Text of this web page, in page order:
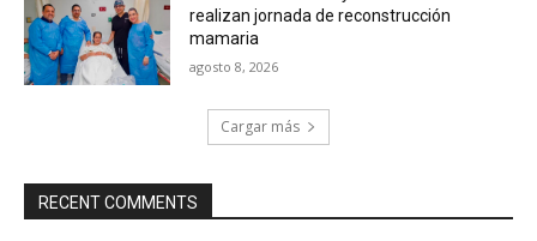
realizan jornada de reconstrucción
mamaria
agosto 8, 2026
Cargar más
RECENT COMMENTS